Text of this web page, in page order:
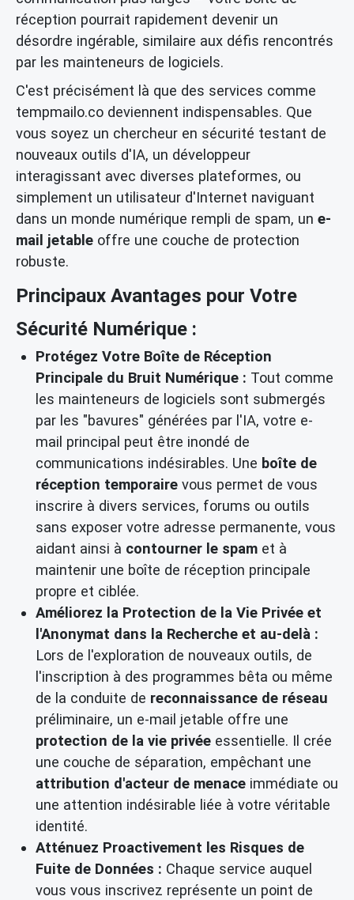
réception pourrait rapidement devenir un
désordre ingérable, similaire aux défis rencontrés
par les mainteneurs de logiciels.
C'est précisément là que des services comme
tempmailo.co deviennent indispensables. Que
vous soyez un chercheur en sécurité testant de
nouveaux outils d'IA, un développeur
interagissant avec diverses plateformes, ou
simplement un utilisateur d'Internet naviguant
dans un monde numérique rempli de spam, un e-
mail jetable offre une couche de protection
robuste.
Principaux Avantages pour Votre
Sécurité Numérique :
Protégez Votre Boîte de Réception
Principale du Bruit Numérique : Tout comme
les mainteneurs de logiciels sont submergés
par les "bavures" générées par l'IA, votre e-
mail principal peut être inondé de
communications indésirables. Une boîte de
réception temporaire vous permet de vous
inscrire à divers services, forums ou outils
sans exposer votre adresse permanente, vous
aidant ainsi à contourner le spam et à
maintenir une boîte de réception principale
propre et ciblée.
Améliorez la Protection de la Vie Privée et
l'Anonymat dans la Recherche et au-delà :
Lors de l'exploration de nouveaux outils, de
l'inscription à des programmes bêta ou même
de la conduite de reconnaissance de réseau
préliminaire, un e-mail jetable offre une
protection de la vie privée essentielle. Il crée
une couche de séparation, empêchant une
attribution d'acteur de menace immédiate ou
une attention indésirable liée à votre véritable
identité.
Atténuez Proactivement les Risques de
Fuite de Données : Chaque service auquel
vous vous inscrivez représente un point de